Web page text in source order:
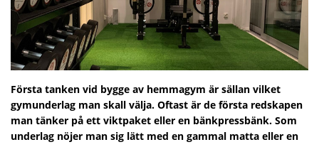
Första tanken vid bygge av hemmagym är sällan vilket
gymunderlag man skall välja. Oftast är de första redskapen
man tänker på ett viktpaket eller en bänkpressbänk. Som
underlag nöjer man sig lätt med en gammal matta eller en